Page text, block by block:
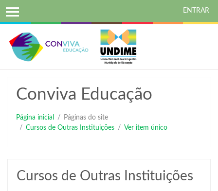
para
conteúdo
principal
ENTRAR
Conviva Educação
Página inicial
Páginas do site
Cursos de Outras Instituições
Ver item único
Cursos de Outras Instituições